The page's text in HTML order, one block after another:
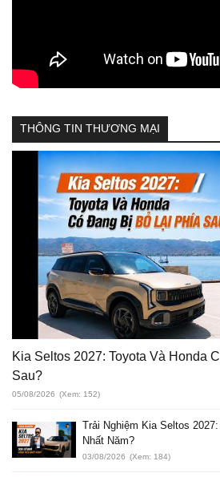
THÔNG TIN THƯƠNG MẠI
Kia Seltos 2027: Toyota Và Honda
Sau?
05/08/2026 (Xem: 152)
Trải Nghiệm Kia Seltos
Nhất Năm?
03/08/2026 (Xem: 184)